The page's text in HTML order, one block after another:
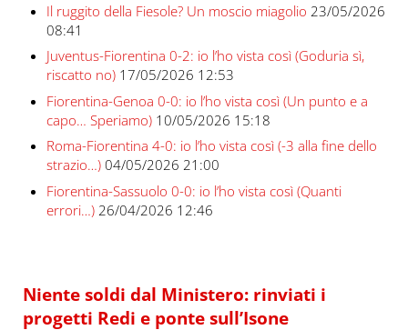
Il ruggito della Fiesole? Un moscio miagolio 23/05/2026
08:41
Juventus-Fiorentina 0-2: io l’ho vista così (Goduria sì,
riscatto no) 17/05/2026 12:53
Fiorentina-Genoa 0-0: io l’ho vista così (Un punto e a
capo… Speriamo) 10/05/2026 15:18
Roma-Fiorentina 4-0: io l’ho vista così (-3 alla fine dello
strazio…) 04/05/2026 21:00
Fiorentina-Sassuolo 0-0: io l’ho vista così (Quanti
errori…) 26/04/2026 12:46
Niente soldi dal Ministero: rinviati i
progetti Redi e ponte sull’Isone